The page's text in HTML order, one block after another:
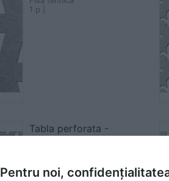
1 p |
Tabla perforata -
Fisa tehnica
Pentru noi,